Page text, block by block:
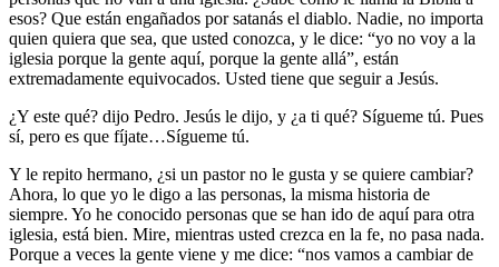
esos? Que están engañados por satanás el diablo. Nadie, no importa
quien quiera que sea, que usted conozca, y le dice: “yo no voy a la
iglesia porque la gente aquí, porque la gente allá”, están
extremadamente equivocados. Usted tiene que seguir a Jesús.
¿Y este qué? dijo Pedro. Jesús le dijo, y ¿a ti qué? Sígueme tú. Pues
sí, pero es que fíjate…Sígueme tú.
Y le repito hermano, ¿si un pastor no le gusta y se quiere cambiar?
Ahora, lo que yo le digo a las personas, la misma historia de
siempre. Yo he conocido personas que se han ido de aquí para otra
iglesia, está bien. Mire, mientras usted crezca en la fe, no pasa nada.
Porque a veces la gente viene y me dice: “nos vamos a cambiar de